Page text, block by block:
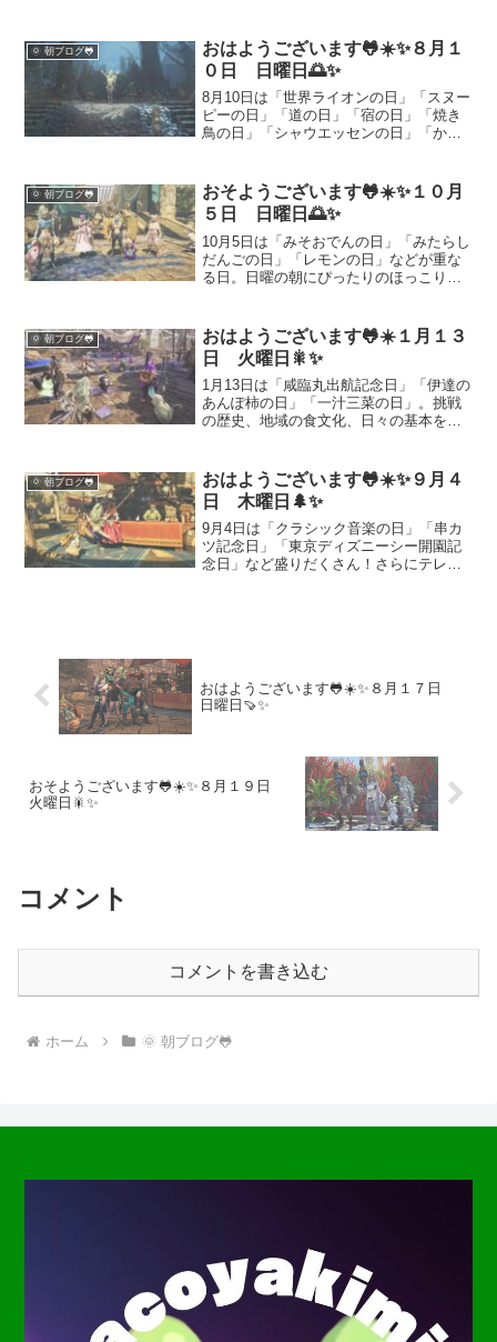
か？日々の発信とともに、今日の“ちょっ
といい話”をお届けします🍨🐓🍎
🌞 朝ブログ🐸
おはようございます🐸☀️✨８月１
０日 日曜日🌅✨
8月10日は「世界ライオンの日」「スヌー
ピーの日」「道の日」「宿の日」「焼き
鳥の日」「シャウエッセンの日」「かっ
多彩な記念日が集まる日。由来や豆知
識、楽しみ方をたっぷりご紹介します！
🌞 朝ブログ🐸
おそようございます🐸☀️✨１０月
５日 日曜日🌅✨
10月5日は「みそおでんの日」「みたらし
だんごの日」「レモンの日」などが重な
る日。日曜の朝にぴったりのほっこりレ
プラネテス）まで幅広く紹介します。家
族や友人と過ごすための具体アイデア満
載。
🌞 朝ブログ🐸
おはようございます🐸☀️１月１３
日 火曜日🎇✨
1月13日は「咸臨丸出航記念日」「伊達の
あんぽ柿の日」「一汁三菜の日」。挑戦
の歴史、地域の食文化、日々の基本を見
BGM「Tacoyakimix Ambient」も紹介。
やさしい音と暮らしの知恵で、今日を丁
寧に整えるヒントをまとめました。
🌞 朝ブログ🐸
おはようございます🐸☀️✨９月４
日 木曜日🌲✨
9月4日は「クラシック音楽の日」「串カ
ツ記念日」「東京ディズニーシー開園記
念日」など盛りだくさん！さらにテレキ
おはようございます🐸☀️✨８月１７日
日曜日🍠✨
おそようございます🐸☀️✨８月１９日
火曜日🎇✨
コメント
コメントを書き込む
ホーム 🌞 朝ブログ🐸